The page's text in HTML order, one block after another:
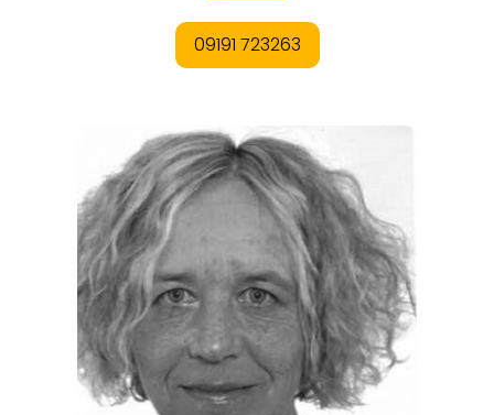
REGIONEN
ORTE
EVENTS
REISEFÜHRER
REISEMAGAZINE